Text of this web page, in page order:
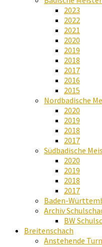
2023
2022
2021
2020
2019
2018
2017
2016
2015
Nordbadische
2020
2019
2018
2017
Südbadische
2020
2019
2018
2017
Baden-
Archiv
BW
Breitenschach
Anstehende